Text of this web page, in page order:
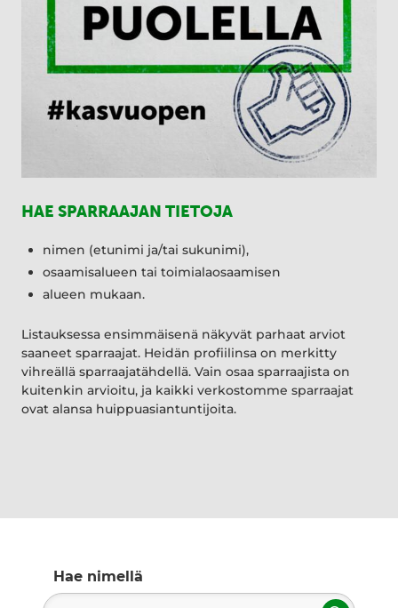
HAE SPARRAAJAN TIETOJA
nimen (etunimi ja/tai sukunimi),
osaamisalueen tai toimialaosaamisen
alueen mukaan.
Listauksessa ensimmäisenä näkyvät parhaat arviot
saaneet sparraajat. Heidän profiilinsa on merkitty
vihreällä sparraajatähdellä. Vain osaa sparraajista on
kuitenkin arvioitu, ja kaikki verkostomme sparraajat
ovat alansa huippuasiantuntijoita.
Hae nimellä